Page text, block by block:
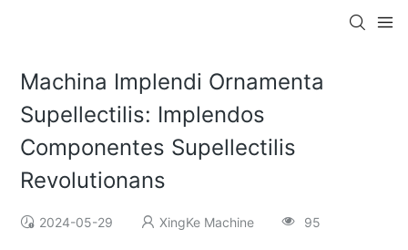
Machina Implendi Ornamenta
Supellectilis: Implendos
Componentes Supellectilis
Revolutionans
2024-05-29 XingKe Machine 95